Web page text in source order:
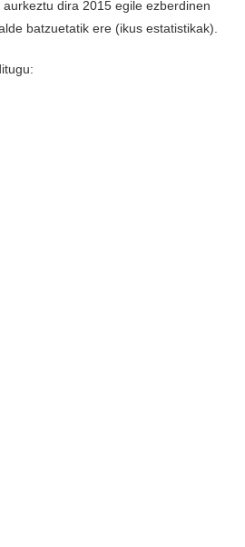
dira 2015 egile ezberdinen
batzuetatik ere (ikus estatistikak).